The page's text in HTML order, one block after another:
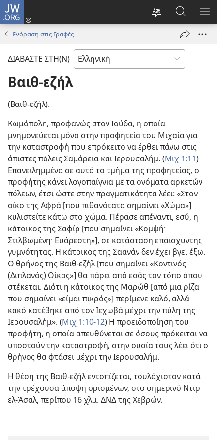
JW.ORG
Αλλαγή
γλώσσας
ιστότοπου
Σύνδεση
(ανοίγει
παράθυρο)
στο
JW.ORG
Ενόραση στις Γραφές
ΔΙΑΒΑΣΤΕ ΣΤΗ(Ν)
Βαιθ-εζήλ
(Βαιθ-εζήλ).
Κωμόπολη, προφανώς στον Ιούδα, η οποία
μνημονεύεται μόνο στην προφητεία του Μιχαία για
την καταστροφή που επρόκειτο να έρθει πάνω στις
άπιστες πόλεις Σαμάρεια και Ιερουσαλήμ. (Μιχ 1:11)
Επανειλημμένα σε αυτό το τμήμα της προφητείας, ο
προφήτης κάνει λογοπαίγνια με τα ονόματα αρκετών
πόλεων, έτσι ώστε στην πραγματικότητα λέει: «Στον
οίκο της Αφρά [που πιθανότατα σημαίνει «Χώμα»]
κυλιστείτε κάτω στο χώμα. Πέρασε απέναντι, εσύ, η
κάτοικος της Σαφίρ [που σημαίνει «Κομψή·
Στιλβωμένη· Ευάρεστη»], σε κατάσταση επαίσχυντης
γυμνότητας. Η κάτοικος της Σαανάν δεν έχει βγει έξω.
Ο θρήνος της Βαιθ-εζήλ [που σημαίνει «Κοντινός
(Διπλανός) Οίκος»] θα πάρει από εσάς τον τόπο όπου
στέκεται. Διότι η κάτοικος της Μαρώθ [από μια ρίζα
που σημαίνει «είμαι πικρός»] περίμενε καλό, αλλά
κακό κατέβηκε από τον Ιεχωβά μέχρι την πύλη της
Ιερουσαλήμ». (Μιχ 1:10-12) Η προειδοποίηση του
προφήτη, η οποία απευθύνεται σε όσους πρόκειται να
υποστούν την καταστροφή, στην ουσία τους λέει ότι ο
θρήνος θα φτάσει μέχρι την Ιερουσαλήμ.
Η θέση της Βαιθ-εζήλ εντοπίζεται, τουλάχιστον κατά
την τρέχουσα άποψη ορισμένων, στο σημερινό Ντιρ
ελ-Άσαλ, περίπου 16 χλμ. ΔΝΔ της Χεβρών.